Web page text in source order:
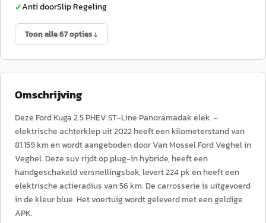
✓Anti doorSlip Regeling
Toon alle 67 opties ↓
Omschrijving
Deze Ford Kuga 2.5 PHEV ST-Line Panoramadak elek. -
elektrische achterklep uit 2022 heeft een kilometerstand van
81.159 km en wordt aangeboden door Van Mossel Ford Veghel in
Veghel. Deze suv rijdt op plug-in hybride, heeft een
handgeschakeld versnellingsbak, levert 224 pk en heeft een
elektrische actieradius van 56 km. De carrosserie is uitgevoerd
in de kleur blue. Het voertuig wordt geleverd met een geldige
APK.